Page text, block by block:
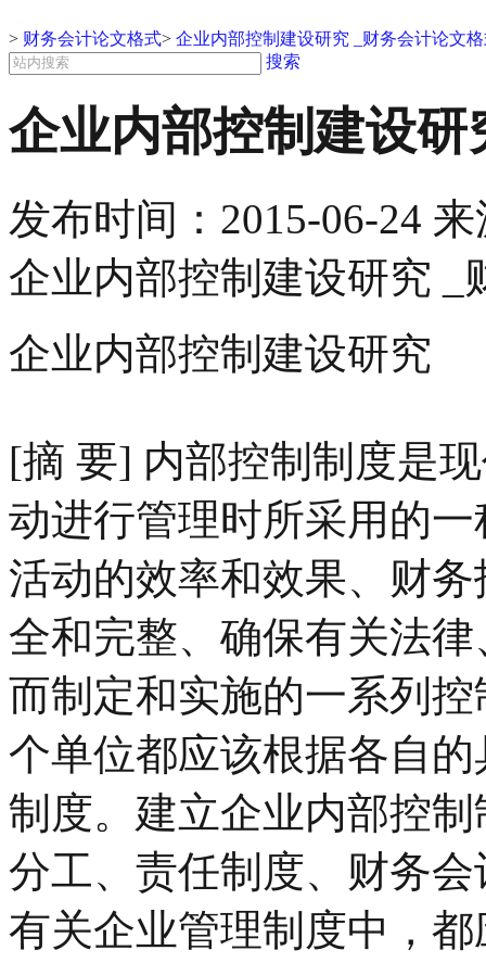
> 财务会计论文格式> 企业内部控制建设研究 _财务会计论文
搜索
企业内部控制建设
发布时间： 2015-06-24 来
企业内部控制建设研究 _
企业内部控制建设研究
[摘 要] 内部控制制度是
动进行管理时所采用的
活动的效率和效果、财
全和完整、确保有关法
而制定和实施的一系列
个单位都应该根据各自
制度。建立企业内部控
分工、责任制度、财务
有关企业管理制度中，